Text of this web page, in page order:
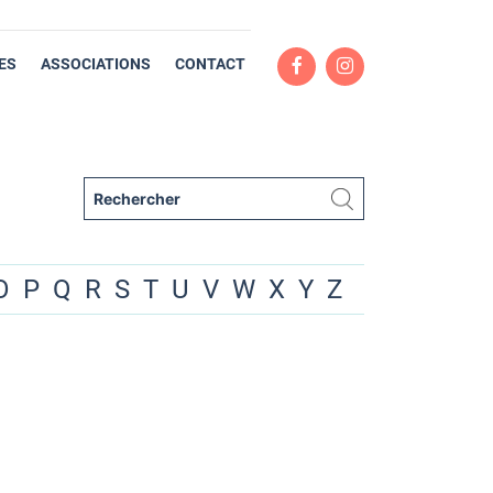
ASSOCIATIONS CONTACT
P Q R S T U V W X Y Z